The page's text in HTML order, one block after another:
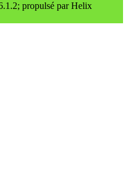
propulsé par Helix